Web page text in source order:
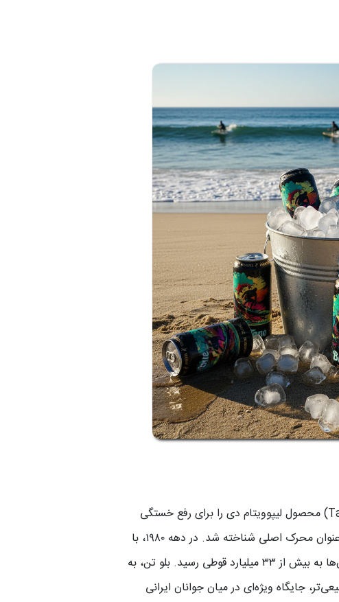
ریشه نوشابه‌های انرژی‌زا به دهه ۱۹۶۰ میلادی در ژاپن بازمی‌گردد، جایی که شرکت داروسازی تایشو (Taisho) محصول لیپوویتام دی را برای رفع خستگی
کارگران کارخانه و رانندگان کامیون تولید کرد. این نوشیدنی حاوی تائورین، آمینواسیدی طبیعی، بود که به عنوان محرک اصلی شناخته شد. در دهه ۱۹۸۰، با
ورود برندهایی چون رد بول به اروپا، این محصولات به سرعت جهانی شدند و تا سال ۲۰۲۳، بازار جهانی آن‌ها به بیش از ۳۳ میلیارد قوطی رسید. بلو تن، به
شده و با تمرکز بر مواد طبیعی‌تر، جایگاه ویژه‌ای در میان جوانان ایرانی